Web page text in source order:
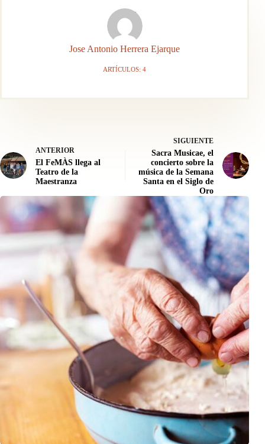
Jose Antonio Herrera Ejarque
ARTÍCULOS: 4
ANTERIOR
El FeMÀS llega al
Teatro de la
Maestranza
SIGUIENTE
Sacra Musicae, el
concierto sobre la
música de la Semana
Santa en el Siglo de
Oro